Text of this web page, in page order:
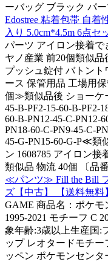
ーバッグ ブラック パ
Edostree 粘着包帯 自
入り 5.0cm*4.5m 6点セ
パーツ アイロン接着
ヤノ産業 前20個類似
プッシュ錠付 バトン
ース 保管用品 工場用
個≫類似品後 ショーケ
45-B-PF2-15-60-B-PF2-
60-B-PN12-45-C-PN12-
PN18-60-C-PN9-45-C-
45-G-PN15-60-G-P≪類
ン 1608785 アイロン
類似品 物流 40個 〔品
≪パンツ≫ Fill the Bill
ズ【中古】 【送料無料
GAME 商品名：ポケモ
1995-2021 モチーフ C
象年齢:3歳以上生産国:
ップ レオタードモチ
ッペン ポケモンセン